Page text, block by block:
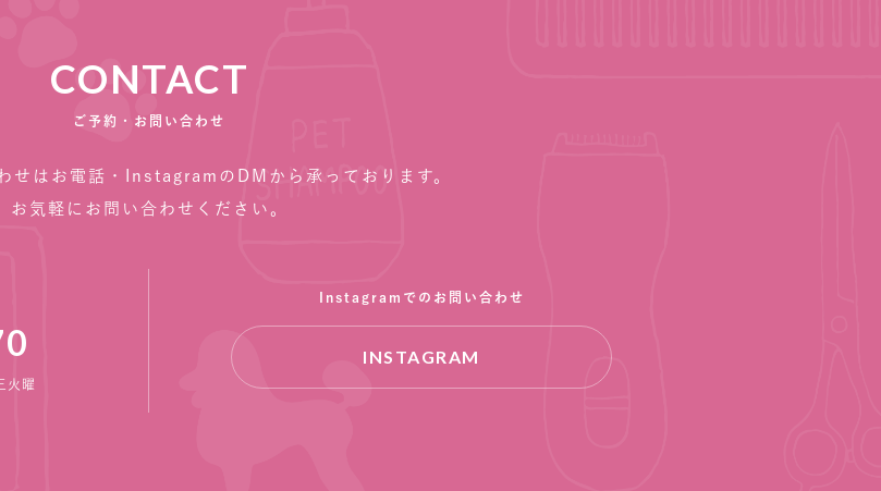
CONTACT
ご予約・お問い合わせ
せはお電話・InstagramのDMから承っております。
お気軽にお問い合わせください。
火曜
Instagramでのお問い合わせ
INSTAGRAM